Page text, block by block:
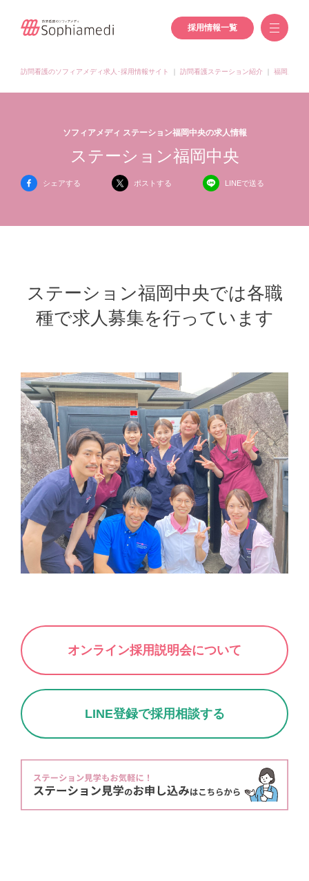
採用情報一覧
訪問看護のソフィアメディ求人･採用情報サイト 訪問看護ステーション紹介 福岡県の
ソフィアメディ ステーション福岡中央の求人情報
ステーション福岡中央
シェアする ポストする LINEで送る
ステーション福岡中央では各職
種で求人募集を行っています
オンライン採用説明会について
LINE登録で採用相談する